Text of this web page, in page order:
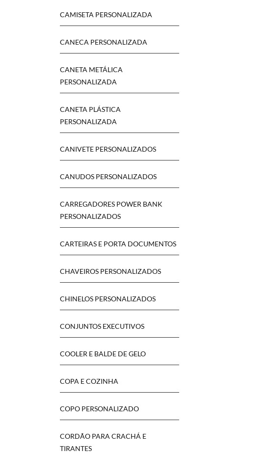
CAMISETA PERSONALIZADA
CANECA PERSONALIZADA
CANETA METÁLICA
PERSONALIZADA
CANETA PLÁSTICA
PERSONALIZADA
CANIVETE PERSONALIZADOS
CANUDOS PERSONALIZADOS
CARREGADORES POWER BANK
PERSONALIZADOS
CARTEIRAS E PORTA DOCUMENTOS
CHAVEIROS PERSONALIZADOS
CHINELOS PERSONALIZADOS
CONJUNTOS EXECUTIVOS
COOLER E BALDE DE GELO
COPA E COZINHA
COPO PERSONALIZADO
CORDÃO PARA CRACHÁ E
TIRANTES